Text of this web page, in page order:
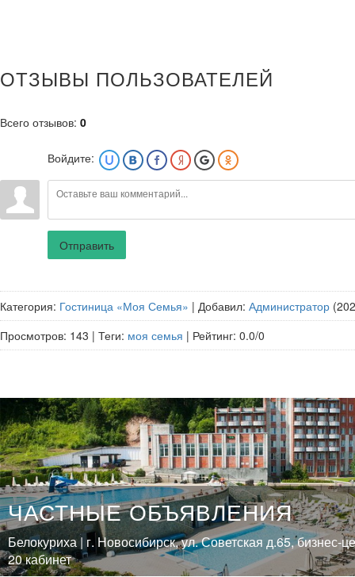
ОТЗЫВЫ ПОЛЬЗОВАТЕЛЕЙ
Всего отзывов: 0
Войдите:
Отправить
Категория: Гостиница «Моя Семья» | Добавил: Администратор
Просмотров: 143 | Теги: моя семья | Рейтинг: 0.0/0
ЧАСТНЫЕ ОБЪЯВЛЕНИЯ
Белокуриха | г. Новосибирск, ул. Советская д.65, бизнес-
20 кабинет